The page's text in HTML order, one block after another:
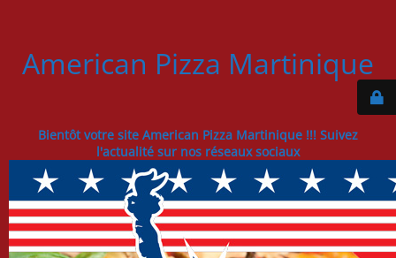
American Pizza Martinique
Bientôt votre site American Pizza Martinique !!! Suivez
l'actualité sur nos réseaux sociaux